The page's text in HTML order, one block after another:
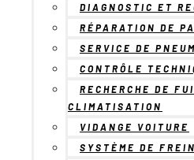
DIAGNOSTIC ET
RÉPARATION DE
SERVICE DE
CONTRÔLE
RECHERCHE DE
CLIMATISATION
VIDANGE VOITURE
SYSTÈME DE